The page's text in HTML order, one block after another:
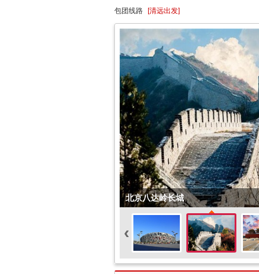
包团线路 [清远出发]
北京八达岭长城
‹